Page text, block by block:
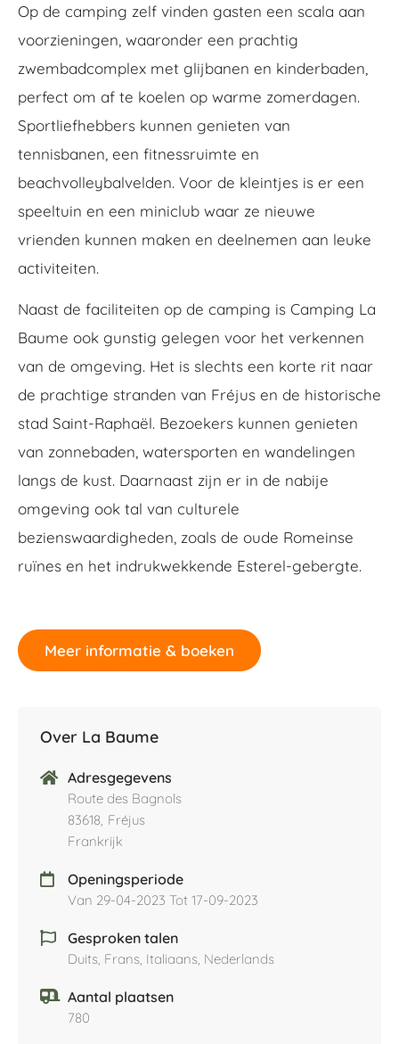
Op de camping zelf vinden gasten een scala aan
voorzieningen, waaronder een prachtig
zwembadcomplex met glijbanen en kinderbaden,
perfect om af te koelen op warme zomerdagen.
Sportliefhebbers kunnen genieten van
tennisbanen, een fitnessruimte en
beachvolleybalvelden. Voor de kleintjes is er een
speeltuin en een miniclub waar ze nieuwe
vrienden kunnen maken en deelnemen aan leuke
activiteiten.
Naast de faciliteiten op de camping is Camping La
Baume ook gunstig gelegen voor het verkennen
van de omgeving. Het is slechts een korte rit naar
de prachtige stranden van Fréjus en de historische
stad Saint-Raphaël. Bezoekers kunnen genieten
van zonnebaden, watersporten en wandelingen
langs de kust. Daarnaast zijn er in de nabije
omgeving ook tal van culturele
bezienswaardigheden, zoals de oude Romeinse
ruïnes en het indrukwekkende Esterel-gebergte.
Meer informatie & boeken
Over La Baume
Adresgegevens
Route des Bagnols
83618, Fréjus
Frankrijk
Openingsperiode
Van 29-04-2023 Tot 17-09-2023
Gesproken talen
Duits, Frans, Italiaans, Nederlands
Aantal plaatsen
780